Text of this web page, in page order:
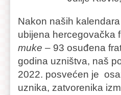
Nakon naših
ubijena hercegovačka
muke – 93 osuđena
godina uzništva, naš
2022. posvećen je
uznika, zatvorenika